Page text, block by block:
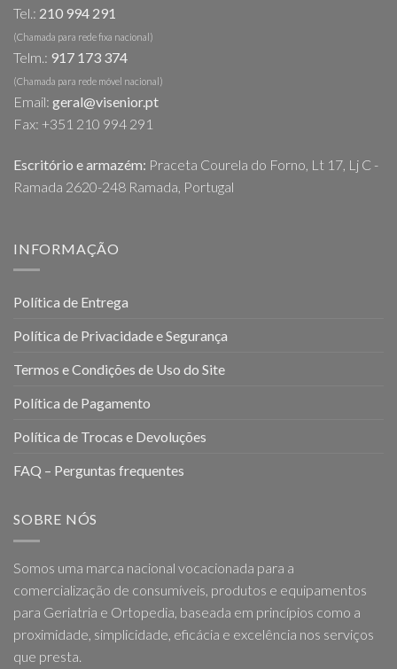
Tel.: 210 994 291
(Chamada para rede fixa nacional)
Telm.: 917 173 374
(Chamada para rede móvel nacional)
Email: geral@visenior.pt
Fax: +351 210 994 291
Escritório e armazém: Praceta Courela do Forno, Lt 17, Lj C -
Ramada 2620-248 Ramada, Portugal
INFORMAÇÃO
Política de Entrega
Política de Privacidade e Segurança
Termos e Condições de Uso do Site
Política de Pagamento
Política de Trocas e Devoluções
FAQ – Perguntas frequentes
SOBRE NÓS
Somos uma marca nacional vocacionada para a
comercialização de consumíveis, produtos e equipamentos
para Geriatria e Ortopedia, baseada em princípios como a
proximidade, simplicidade, eficácia e excelência nos serviços
que presta.